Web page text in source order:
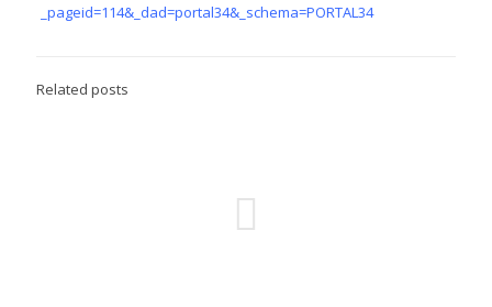
_pageid=114&_dad=portal34&_schema=PORTAL34
Related posts